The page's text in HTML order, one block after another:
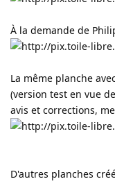
À la demande de
La même planche
(version test en vue
avis et corrections,
D'autres planches